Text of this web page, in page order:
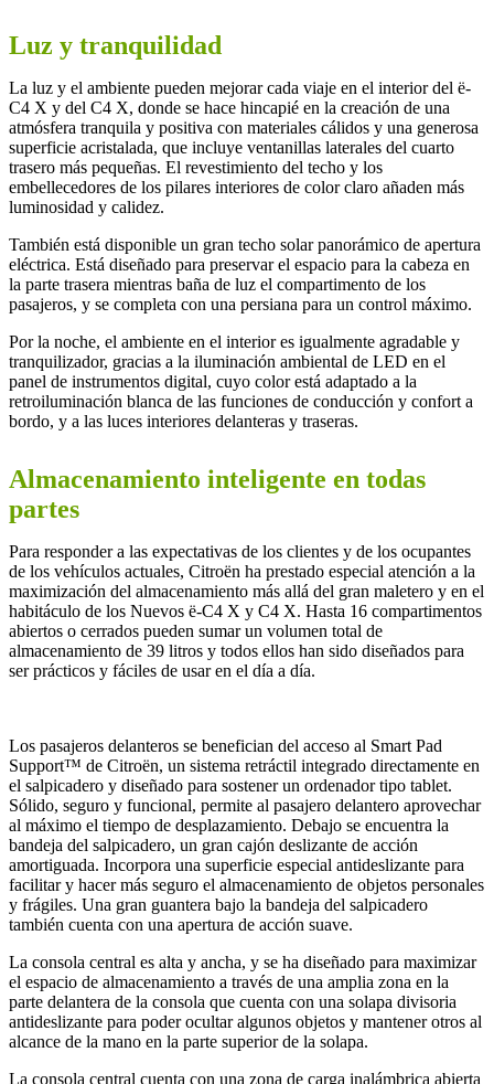
Luz y tranquilidad
La luz y el ambiente pueden mejorar cada viaje en el interior del ë-
C4 X y del C4 X, donde se hace hincapié en la creación de una
atmósfera tranquila y positiva con materiales cálidos y una generosa
superficie acristalada, que incluye ventanillas laterales del cuarto
trasero más pequeñas. El revestimiento del techo y los
embellecedores de los pilares interiores de color claro añaden más
luminosidad y calidez.
También está disponible un gran techo solar panorámico de apertura
eléctrica. Está diseñado para preservar el espacio para la cabeza en
la parte trasera mientras baña de luz el compartimento de los
pasajeros, y se completa con una persiana para un control máximo.
Por la noche, el ambiente en el interior es igualmente agradable y
tranquilizador, gracias a la iluminación ambiental de LED en el
panel de instrumentos digital, cuyo color está adaptado a la
retroiluminación blanca de las funciones de conducción y confort a
bordo, y a las luces interiores delanteras y traseras.
Almacenamiento inteligente en todas
partes
Para responder a las expectativas de los clientes y de los ocupantes
de los vehículos actuales, Citroën ha prestado especial atención a la
maximización del almacenamiento más allá del gran maletero y en el
habitáculo de los Nuevos ë-C4 X y C4 X. Hasta 16 compartimentos
abiertos o cerrados pueden sumar un volumen total de
almacenamiento de 39 litros y todos ellos han sido diseñados para
ser prácticos y fáciles de usar en el día a día.
Los pasajeros delanteros se benefician del acceso al Smart Pad
Support™ de Citroën, un sistema retráctil integrado directamente en
el salpicadero y diseñado para sostener un ordenador tipo tablet.
Sólido, seguro y funcional, permite al pasajero delantero aprovechar
al máximo el tiempo de desplazamiento. Debajo se encuentra la
bandeja del salpicadero, un gran cajón deslizante de acción
amortiguada. Incorpora una superficie especial antideslizante para
facilitar y hacer más seguro el almacenamiento de objetos personales
y frágiles. Una gran guantera bajo la bandeja del salpicadero
también cuenta con una apertura de acción suave.
La consola central es alta y ancha, y se ha diseñado para maximizar
el espacio de almacenamiento a través de una amplia zona en la
parte delantera de la consola que cuenta con una solapa divisoria
antideslizante para poder ocultar algunos objetos y mantener otros al
alcance de la mano en la parte superior de la solapa.
La consola central cuenta con una zona de carga inalámbrica abierta